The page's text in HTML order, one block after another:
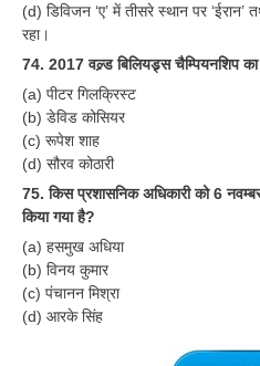
(d) डिविजन ‘ए’ में तीसरे स्थान पर ‘ईरान’
रहा।
74. 2017 वल्र्ड बिलियड्र्स चैम्पियनशिप
(a) पीटर गिलक्रिस्ट
(b) डेविड कोसियर
(c) रूपेश शाह
(d) सौरव कोठारी
75. किस प्रशासनिक अधिकारी को 6
किया गया है?
(a) हसमुख अधिया
(b) विनय कुमार
(c) पंचानन मिश्रा
(d) आरके सिंह